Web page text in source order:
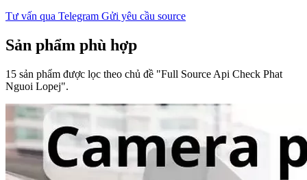
Tư vấn qua Telegram Gửi yêu cầu source
Sản phẩm phù hợp
15 sản phẩm được lọc theo chủ đề "Full Source Api Check Phat
Nguoi Lopej".